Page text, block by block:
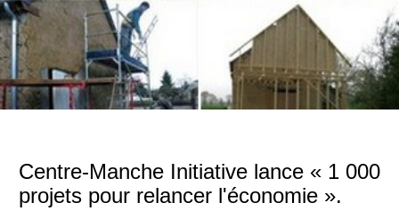
Centre-Manche Initiative lance « 1 000
projets pour relancer l'économie ».